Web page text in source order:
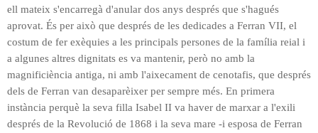
ell mateix s'encarregà d'anular dos anys després que s'hagués
aprovat. És per això que després de les dedicades a Ferran VII, el
costum de fer exèquies a les principals persones de la família reial i
a algunes altres dignitats es va mantenir, però no amb la
magnificiència antiga, ni amb l'aixecament de cenotafis, que després
dels de Ferran van desaparèixer per sempre més. En primera
instància perquè la seva filla Isabel II va haver de marxar a l'exili
després de la Revolució de 1868 i la seva mare -i esposa de Ferran